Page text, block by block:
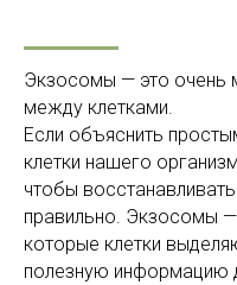
Экзосомы — это очень
между клетками.
Если объяснить
клетки нашего
чтобы
правильно. Экзосомы
которые клетки
полезную информацию